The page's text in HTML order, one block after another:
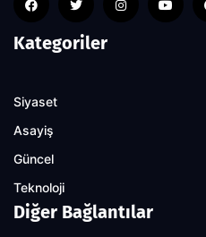
Kategoriler
Siyaset
Asayiş
Güncel
Teknoloji
Diğer Bağlantılar